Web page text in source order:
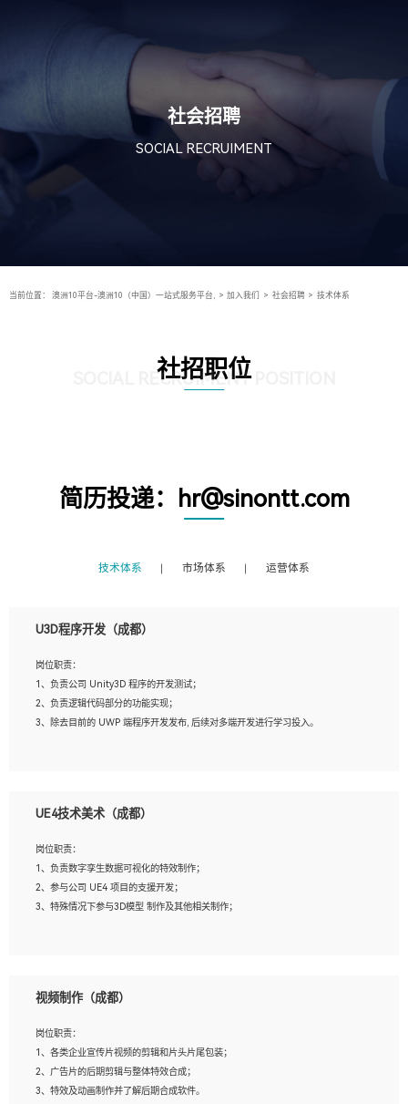
社会招聘
SOCIAL RECRUIMENT
当前位置： 澳洲10平台-澳洲10（中国）一站式服务平台, > 加入我们 > 社会招聘 > 技术体系
社招职位
SOCIAL RECRUIMENT POSITION
简历投递：hr@sinontt.com
技术体系 市场体系 运营体系
U3D程序开发（成都）
岗位职责：
1、负责公司 Unity3D 程序的开发测试；
2、负责逻辑代码部分的功能实现；
3、除去目前的 UWP 端程序开发发布, 后续对多端开发进行学习投入。
2、熟练掌握 Unity3D 程序开发，精通 C# 语言开发；
4、有良好的沟通能力和团队合作意识；
5、开发过 HoloLens 程序者优先。
UE4技术美术（成都）
岗位职责：
1、负责数字孪生数据可视化的特效制作；
2、参与公司 UE4 项目的支援开发；
3、特殊情况下参与3D模型 制作及其他相关制作；
上；
3、想象力丰富, 有一定的艺术审美深度；
4、有良好的场景特效搭建功底；
5、熟悉 3Ds Max 或者 Maya；
6、有良好的沟通能力和团队合作意识；
视频制作（成都）
岗位职责：
1、各类企业宣传片视频的剪辑和片头片尾包装；
2、广告片的后期剪辑与整体特效合成；
3、特效及动画制作并了解后期合成软件。